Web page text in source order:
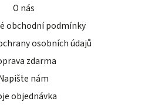
O nás
obchodní podmínky
osobních údajů
zdarma
nám
objednávka